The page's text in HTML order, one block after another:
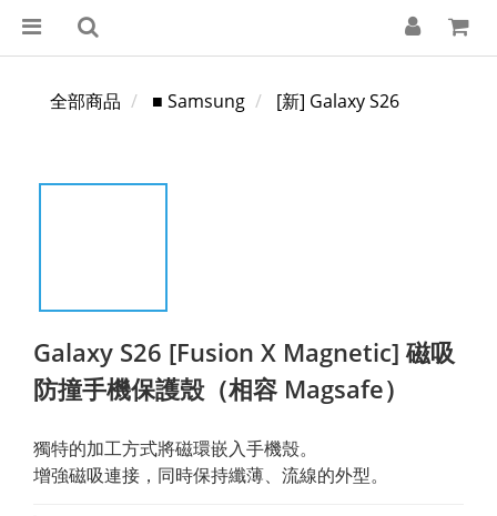
全部商品 ■ Samsung [新] Galaxy S26
Galaxy S26 [Fusion X Magnetic] 磁吸
防撞手機保護殼（相容 Magsafe）
獨特的加工方式將磁環嵌入手機殼。
增強磁吸連接，同時保持纖薄、流線的外型。